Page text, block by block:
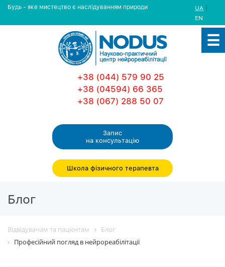
Будь - яке мистецтво є наслідуванням природи UA |
EN
+38 (044) 579 90 25
+38 (04594) 66 365
+38 (067) 288 50 07
Запис
на консультацiю
Школа фізичного терапевта
Блог
Відвідувачам та пацієнтам
Блог
Професійний погляд в нейрореабілітації